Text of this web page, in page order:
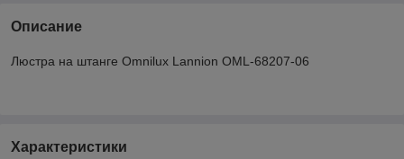
Описание
Люстра на штанге Omnilux Lannion OML-68207-06
Характеристики